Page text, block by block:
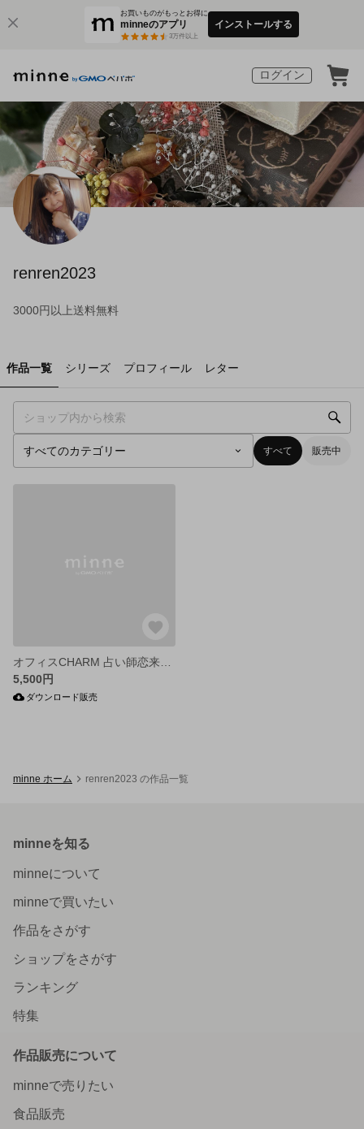
お買いものがもっとお得に
minneのアプリ
3万件以上
インストールする
ログイン
renren2023
3000円以上送料無料
作品一覧 シリーズ プロフィール レター
すべて 販売中
5,500円
ダウンロード販売
minne ホーム renren2023 の作品一覧
minneを知る
minneについて
minneで買いたい
作品をさがす
ショップをさがす
ランキング
特集
作品販売について
minneで売りたい
食品販売